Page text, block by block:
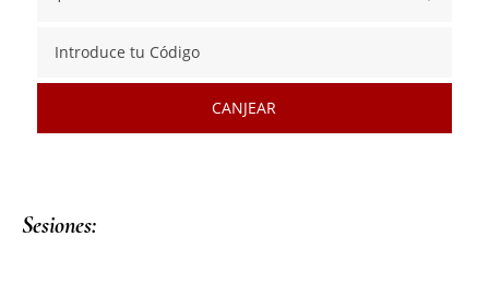
CANJEAR
Sesiones: